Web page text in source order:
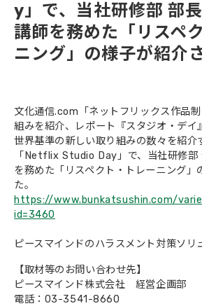
セミナー
お役立ち情報
会社概要
y」で、当社研修部 部
講師を務めた「リスペ
ニング」の様子が紹介
文化通信.com「ネットフリックス作品
組みを紹介、レポート『スタジオ・デ
世界基準の新しい取り組みの数々を紹介
「Netflix Studio Day」で、当社研修部
を務めた「リスペクト・トレーニング」
た。
https://www.bunkatsushin.com/
id=3460
ピースマインドのハラスメント対策ソリ
【取材等のお問い合わせ先】
ピースマインド株式会社 経営企画部
電話：03-3541-8660